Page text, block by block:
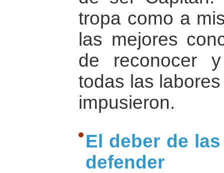
tropa como a
las mejores
de reconocer
todas las
impusieron.
El deber de
defender